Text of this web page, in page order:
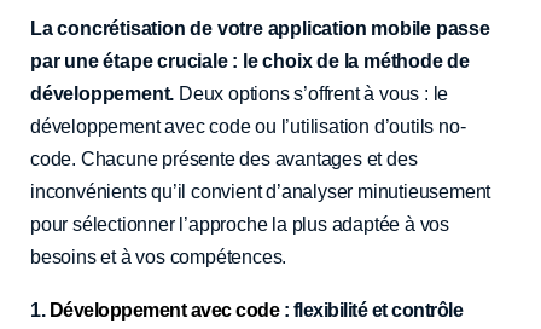
La concrétisation de votre application mobile passe
par une étape cruciale : le choix de la méthode de
développement. Deux options s’offrent à vous : le
développement avec code ou l’utilisation d’outils no-
code. Chacune présente des avantages et des
inconvénients qu’il convient d’analyser minutieusement
pour sélectionner l’approche la plus adaptée à vos
besoins et à vos compétences.
1. Développement avec code : flexibilité et contrôle